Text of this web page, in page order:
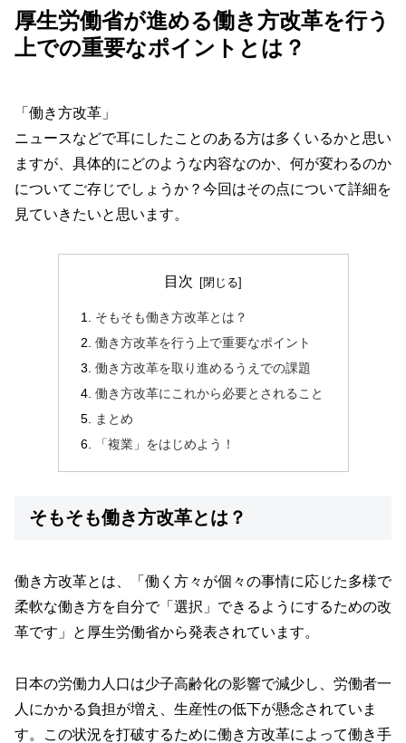
厚生労働省が進める働き方改革を行う
上での重要なポイントとは？
「働き方改革」
ニュースなどで耳にしたことのある方は多くいるかと思い
ますが、具体的にどのような内容なのか、何が変わるのか
についてご存じでしょうか？今回はその点について詳細を
見ていきたいと思います。
目次
そもそも働き方改革とは？
働き方改革を行う上で重要なポイント
働き方改革を取り進めるうえでの課題
働き方改革にこれから必要とされること
まとめ
「複業」をはじめよう！
そもそも働き方改革とは？
働き方改革とは、「働く方々が個々の事情に応じた多様で
柔軟な働き方を自分で「選択」できるようにするための改
革です」と 厚生労働省から発表されています。
日本の労働力人口は少子高齢化の影響で減少し、労働者一
人にかかる負担が増え、生産性の低下が懸念されていま
す。この状況を打破するために働き方改革によって働き手